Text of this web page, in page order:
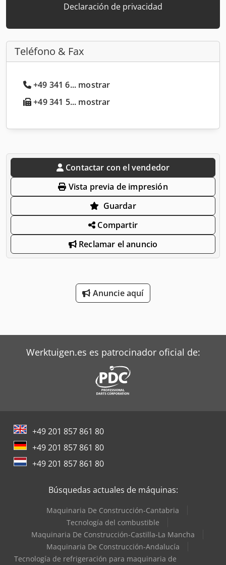
Declaración de privacidad
Teléfono & Fax
+49 341 6... mostrar
+49 341 5... mostrar
Contactar con el vendedor
Vista previa de impresión
Guardar
Compartir
Reclamar el anuncio
Anuncie aquí
Werktuigen.es es patrocinador oficial de:
+49 201 857 861 80
+49 201 857 861 80
+49 201 857 861 80
Búsquedas actuales de máquinas:
Maquinaria De Construcción-Cantabria
Tecnología del combustible
Maquinaria De Construcción-Castilla-La Mancha
Maquinaria De Construcción-Andalucía
Tecnología de refrigeración para maquinaria de